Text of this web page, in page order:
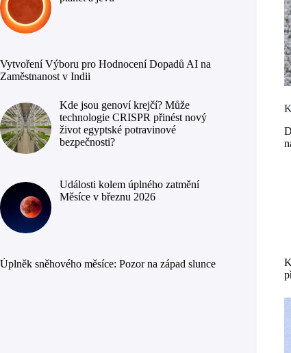
Vytvoření Výboru pro Hodnocení Dopadů AI na
Zaměstnanost v Indii
Kde jsou genoví krejčí? Může
technologie CRISPR přinést nový
život egyptské potravinové
bezpečnosti?
Události kolem úplného zatmění
Měsíce v březnu 2026
Úplněk sněhového měsíce: Pozor na západ slunce